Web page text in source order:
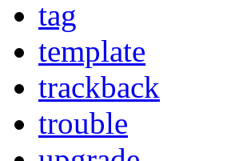
tag
template
trackback
trouble